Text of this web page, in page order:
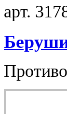
арт.